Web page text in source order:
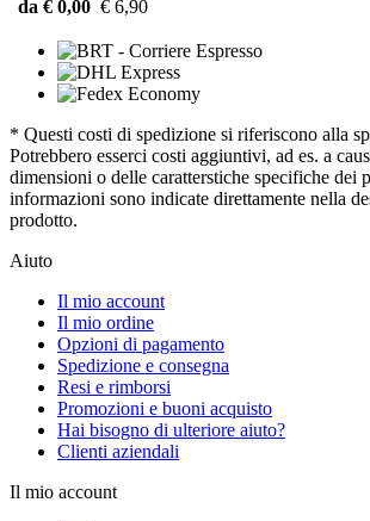
da € 0,00 € 6,90
* Questi costi di spedizione si riferiscono alla
Potrebbero esserci costi aggiuntivi, ad es. a
dimensioni o delle caratterstiche specifiche dei
informazioni sono indicate direttamente nella
prodotto.
Aiuto
Il mio account
Il mio ordine
Opzioni di pagamento
Spedizione e consegna
Resi e rimborsi
Promozioni e buoni acquisto
Hai bisogno di ulteriore aiuto?
Clienti aziendali
Il mio account